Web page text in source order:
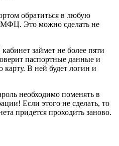
обратиться в любую
Это можно сделать не
займет не более пяти
паспортные данные и
карту. В ней будет логин и
необходимо поменять в
Если этого не сделать, то
придется проходить заново.